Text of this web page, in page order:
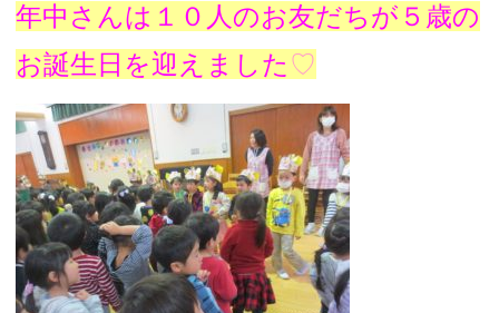
年中さんは１０人のお友だちが５歳の
お誕生日を迎えました ♡